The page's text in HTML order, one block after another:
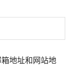
地址和网站地